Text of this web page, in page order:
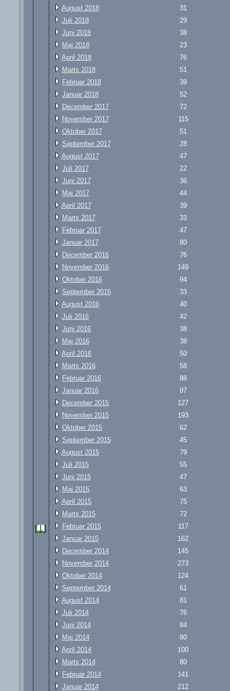
August 2018
31
Juli 2018
29
Juni 2018
38
Maj 2018
23
April 2018
76
Marts 2018
51
Februar 2018
39
Januar 2018
52
December 2017
72
November 2017
115
Oktober 2017
51
September 2017
28
August 2017
47
Juli 2017
22
Juni 2017
36
Maj 2017
44
April 2017
39
Marts 2017
33
Februar 2017
47
Januar 2017
80
December 2016
76
November 2016
149
Oktober 2016
94
September 2016
33
August 2016
40
Juli 2016
42
Juni 2016
38
Maj 2016
38
April 2016
50
Marts 2016
58
Februar 2016
88
Januar 2016
97
December 2015
127
November 2015
193
Oktober 2015
62
September 2015
45
August 2015
79
Juli 2015
55
Juni 2015
47
Maj 2015
63
April 2015
75
Marts 2015
72
Februar 2015
117
Januar 2015
162
December 2014
145
November 2014
273
Oktober 2014
124
September 2014
61
August 2014
81
Juli 2014
76
Juni 2014
84
Maj 2014
80
April 2014
100
Marts 2014
80
Februar 2014
141
Januar 2014
212